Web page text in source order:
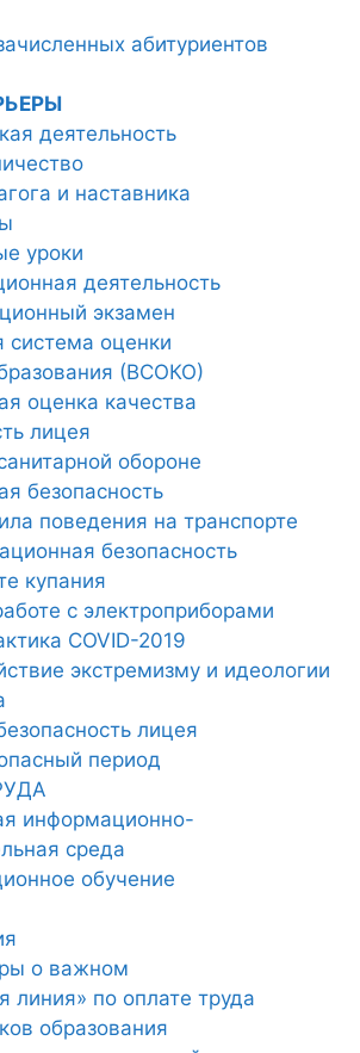
абитуриентов
деятельность
и наставника
уроки
деятельность
экзамен
система оценки
(ВСОКО)
оценка качества
лицея
обороне
безопасность
поведения на транспорте
безопасность
купания
с электроприборами
COVID-2019
экстремизму и идеологии
лицея
период
информационно-
среда
обучение
о важном
линия» по оплате труда
образования